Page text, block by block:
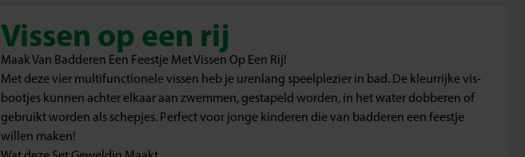
Vissen op een rij
Maak Van Badderen Een Feestje Met Vissen Op Een Rij!
Met deze vier multifunctionele vissen heb je urenlang speelplezier in bad. De kleurrijke vis-
bootjes kunnen achter elkaar aan zwemmen, gestapeld worden, in het water dobberen of
gebruikt worden als schepjes. Perfect voor jonge kinderen die van badderen een feestje
willen maken!